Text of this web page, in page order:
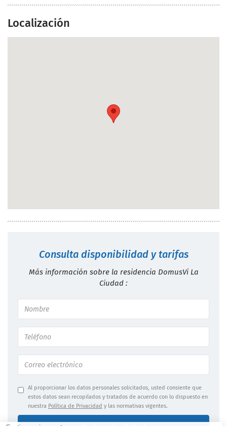
Localización
Consulta disponibilidad y tarifas
Más información sobre la residencia DomusVi La
Ciudad :
Al proporcionar los datos personales solicitados, usted consiente que
estos datos sean recopilados y tratados de acuerdo con lo dispuesto en
nuestra Política de Privacidad y las normativas vigentes.